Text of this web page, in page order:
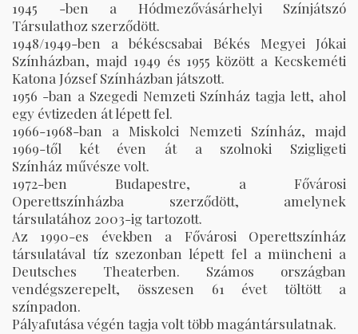
1945 -ben a Hódmezővásárhelyi Színjátszó
Társulathoz szerződött.
1948/1949-ben a békéscsabai Békés Megyei Jókai
Színházban, majd 1949 és 1955 között a Kecskeméti
Katona József Színházban játszott.
1956 -ban a Szegedi Nemzeti Színház tagja lett, ahol
egy évtizeden át lépett fel.
1966-1968-ban a Miskolci Nemzeti Színház, majd
1969-től két éven át a szolnoki Szigligeti
Színház művésze volt.
1972-ben Budapestre, a Fővárosi
Operettszínházba szerződött, amelynek
társulatához 2003-ig tartozott.
Az 1990-es években a Fővárosi Operettszínház
társulatával tíz szezonban lépett fel a müncheni a
Deutsches Theaterben. Számos országban
vendégszerepelt, összesen 61 évet töltött a
színpadon.
Pályafutása végén tagja volt több magántársulatnak.